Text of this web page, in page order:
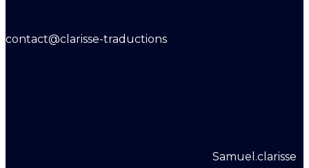
contact@clarisse-traductions
Samuel.clarisse